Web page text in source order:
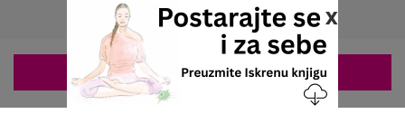
x
Copyrights © 2026 Sva prava www.stetoskop.info
ZAKAZIVANJE 063/687-460